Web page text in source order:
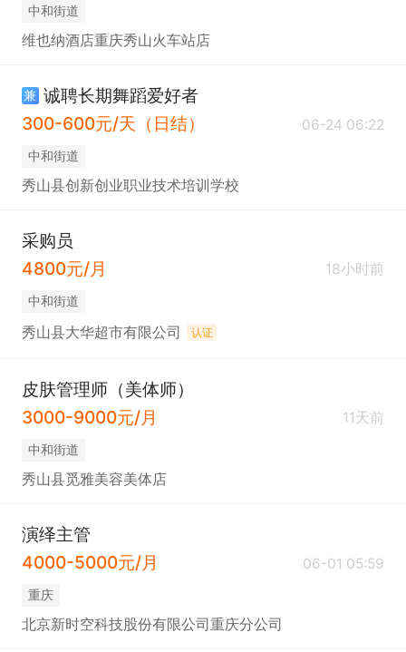
中和街道
维也纳酒店重庆秀山火车站店
兼 诚聘长期舞蹈爱好者
300-600元/天（日结）
06-24 06:22
中和街道
秀山县创新创业职业技术培训学校
采购员
4800元/月
18小时前
中和街道
秀山县大华超市有限公司 认证
皮肤管理师（美体师）
3000-9000元/月
11天前
中和街道
秀山县觅雅美容美体店
演绎主管
4000-5000元/月
06-01 05:59
重庆
北京新时空科技股份有限公司重庆分公司